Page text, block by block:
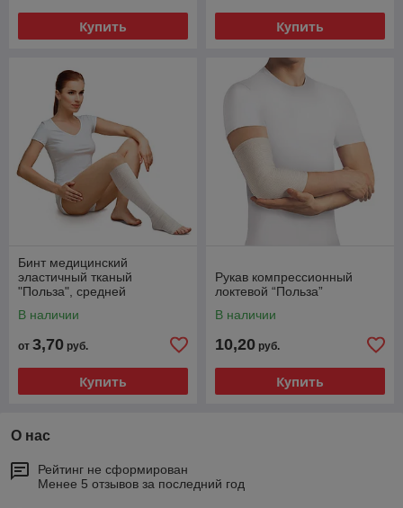
Купить Купить
Бинт медицинский
эластичный тканый
"Польза", средней
В наличии
от 3,70 руб.
Купить
Рукав компрессионный
локтевой “Польза”
В наличии
10,20 руб.
Купить
О нас
Рейтинг не сформирован
Менее 5 отзывов за последний год